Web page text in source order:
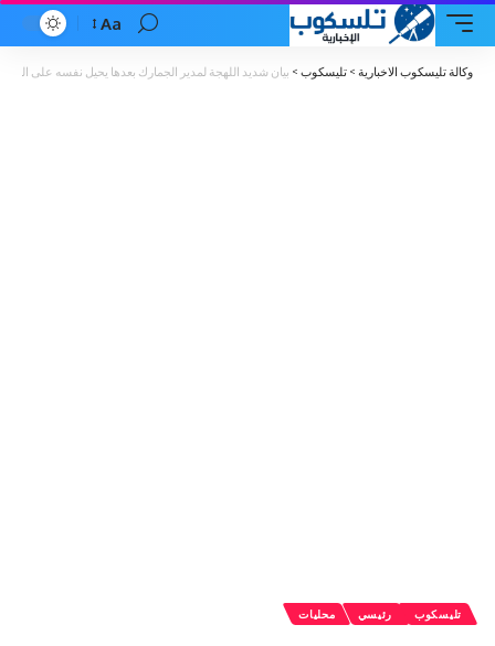
Font
Resizer
Aa
وكالة تليسكوب الاخبارية > تليسكوب > بيان شديد اللهجة لمدير الجمارك بعدها يحيل نفسه على
تليسكوب رئيسي محليات